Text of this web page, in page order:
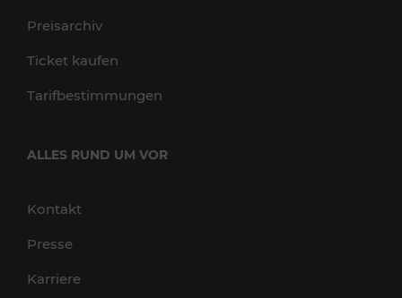
Preisarchiv
Ticket kaufen
Tarifbestimmungen
ALLES RUND UM VOR
Kontakt
Presse
Karriere